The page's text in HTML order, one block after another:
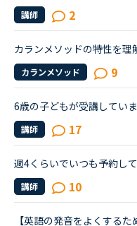
講師 2
カランメソッド 9
講師 17
講師 10